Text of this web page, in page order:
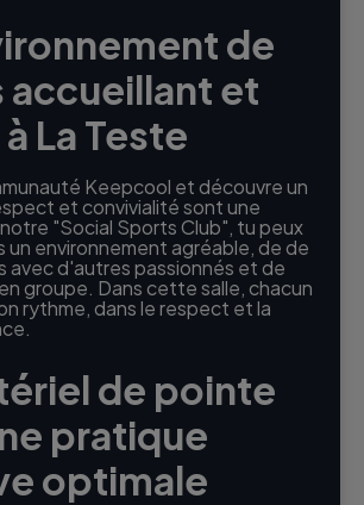
de
accueillant et
La Teste
Keepcool et découvre un
et convivialité sont une
"Social Sports Club", tu peux
un environnement agréable, de de
avec d'autres passionnés et de
groupe. Dans cette salle, chacun
rythme, dans le respect et la
de pointe
pratique
optimale